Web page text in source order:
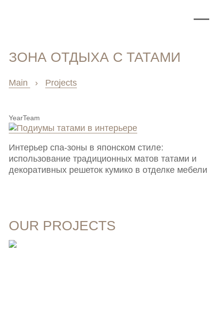
ЗОНА ОТДЫХА С ТАТАМИ
Main › Projects
Интерьер спа-зоны в японском стиле:
использование традиционных матов татами и
декоративных решеток кумико в отделке мебели
YearTeam
OUR PROJECTS